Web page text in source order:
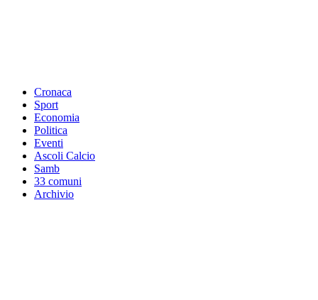
Cronaca
Sport
Economia
Politica
Eventi
Ascoli Calcio
Samb
33 comuni
Archivio